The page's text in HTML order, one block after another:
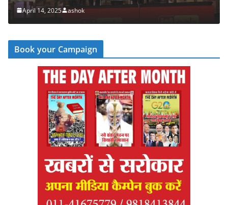
Book your Campaign